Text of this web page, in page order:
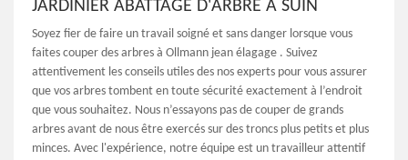
JARDINIER ABATTAGE D'ARBRE À SUIN
Soyez fier de faire un travail soigné et sans danger lorsque vous
faites couper des arbres à Ollmann jean élagage . Suivez
attentivement les conseils utiles des nos experts pour vous assurer
que vos arbres tombent en toute sécurité exactement à l’endroit
que vous souhaitez. Nous n’essayons pas de couper de grands
arbres avant de nous être exercés sur des troncs plus petits et plus
minces. Avec l'expérience, notre équipe est un travailleur attentif